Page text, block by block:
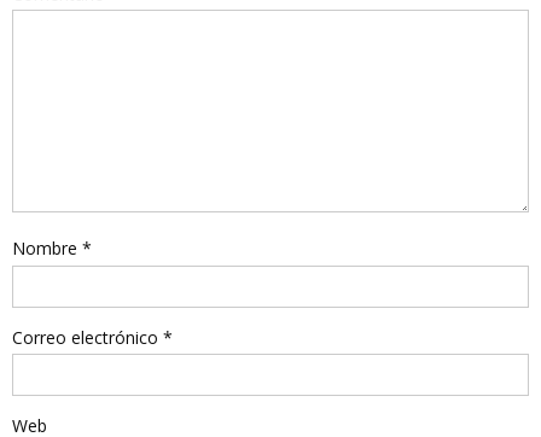
Nombre *
Correo electrónico *
Web